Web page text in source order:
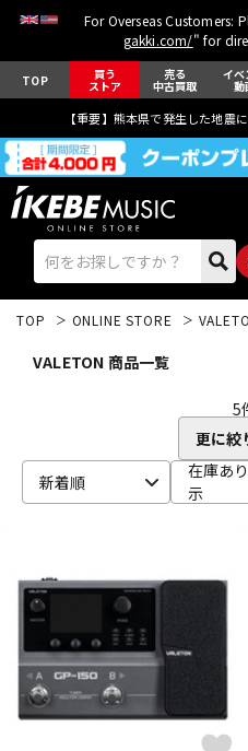
For Overseas Customers:
gakki.com/" for
TOP 買う
ストア
売る
中古買取
イベ
動
【重要】熊本県で発生した地震
ドラム
キーボード
TOP ONLINE STORE
VALETON 商品一覧
5
更に絞
新着順
在庫あ
示